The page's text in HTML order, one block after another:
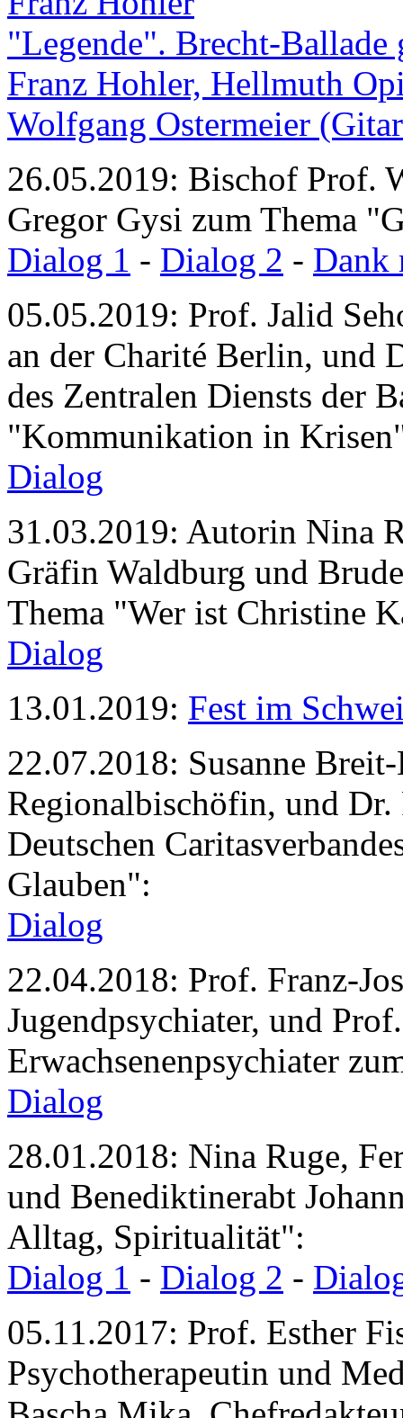
"Legende". Brecht-Ballade
Franz Hohler, Hellmuth
Wolfgang Ostermeier
26.05.2019: Bischof Prof.
Gregor Gysi zum Thema
Dialog 1 - Dialog 2 - Dank
05.05.2019: Prof. Jalid
an der Charité Berlin, und
des Zentralen Diensts der
"Kommunikation in
Dialog
31.03.2019: Autorin Nina
Gräfin Waldburg und
Thema "Wer ist Christine
Dialog
13.01.2019: Fest im
22.07.2018: Susanne
Regionalbischöfin, und Dr.
Deutschen
Glauben":
Dialog
22.04.2018: Prof. Franz-
Jugendpsychiater, und
Erwachsenenpsychiater
Dialog
28.01.2018: Nina Ruge,
und Benediktinerabt
Alltag, Spiritualität":
Dialog 1 - Dialog 2 -
05.11.2017: Prof. Esther
Psychotherapeutin und